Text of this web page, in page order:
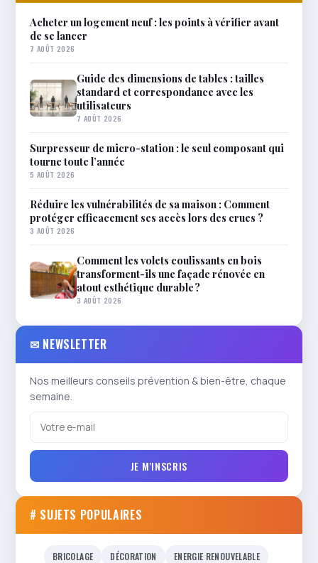
Acheter un logement neuf : les points à vérifier avant
de se lancer
7 AOÛT 2026
Guide des dimensions de tables : tailles
standard et correspondance avec les
utilisateurs
7 AOÛT 2026
Surpresseur de micro-station : le seul composant qui
tourne toute l’année
5 AOÛT 2026
Réduire les vulnérabilités de sa maison : Comment
protéger efficacement ses accès lors des crues ?
3 AOÛT 2026
Comment les volets coulissants en bois
transforment-ils une façade rénovée en
atout esthétique durable ?
3 AOÛT 2026
✉ NEWSLETTER
Nos meilleurs conseils prévention & bien-être, chaque
semaine.
JE M'INSCRIS
# SUJETS POPULAIRES
BRICOLAGE DÉCORATION
ENERGIE RENOUVELABLE